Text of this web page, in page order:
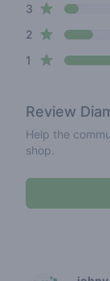
3 star reviews
2 star reviews
1 star reviews
Review
Help the
shop.